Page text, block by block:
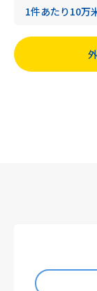
1件あたり10万